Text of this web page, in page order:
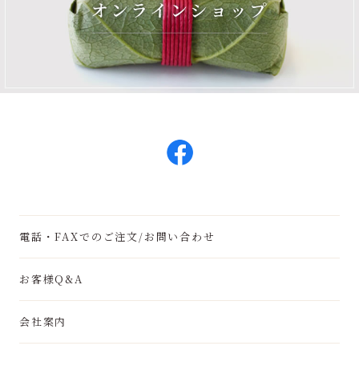
電話・FAXでのご注文/お問い合わせ
お客様Q&A
会社案内